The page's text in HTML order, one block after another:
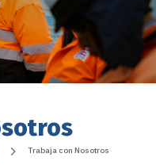
5 Trabaja con Nosotros